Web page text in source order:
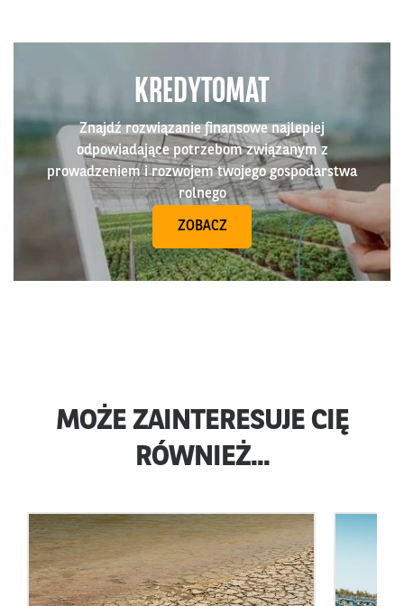
KREDYTOMAT
Znajdź rozwiązanie finansowe najlepiej
odpowiadające potrzebom związanym z
prowadzeniem i rozwojem twojego gospodarstwa
rolnego
ZOBACZ
MOŻE ZAINTERESUJE CIĘ
RÓWNIEŻ...